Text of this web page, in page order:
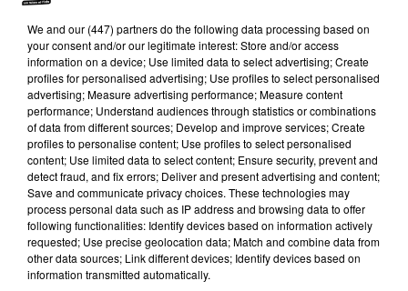
Lecture (2 min 15 sec)
100%
We and our (447) partnersdo the following data processing based on
your consent and/or our legitimate interest: Store and/or access
information on a device; Use limited data to select advertising; Create
profiles for personalised advertising; Use profiles to select personalised
advertising; Measure advertising performance; Measure content
performance; Understand audiences through statistics or combinations
of data from different sources; Develop and improve services; Create
profiles to personalise content; Use profiles to select personalised
content; Use limited data to select content; Ensure security, prevent and
detect fraud, and fix errors; Deliver and present advertising and content;
Save and communicate privacy choices. These technologies may
process personal data such as IP address and browsing data to offer
following functionalities: Identify devices based on information actively
requested; Use precise geolocation data; Match and combine data from
other data sources; Link different devices; Identify devices based on
information transmitted automatically.